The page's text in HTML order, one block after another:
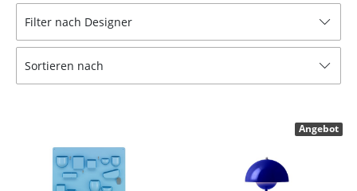
Barhocker
Hocker
Bänke & Liegen
Kinderstühle
Filter nach Designer
Sortieren nach
Angebot